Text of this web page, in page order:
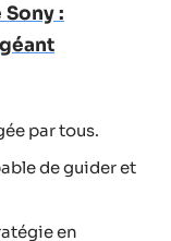
:
par tous.
de guider et
en